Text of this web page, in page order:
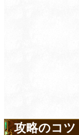
攻略のコツ